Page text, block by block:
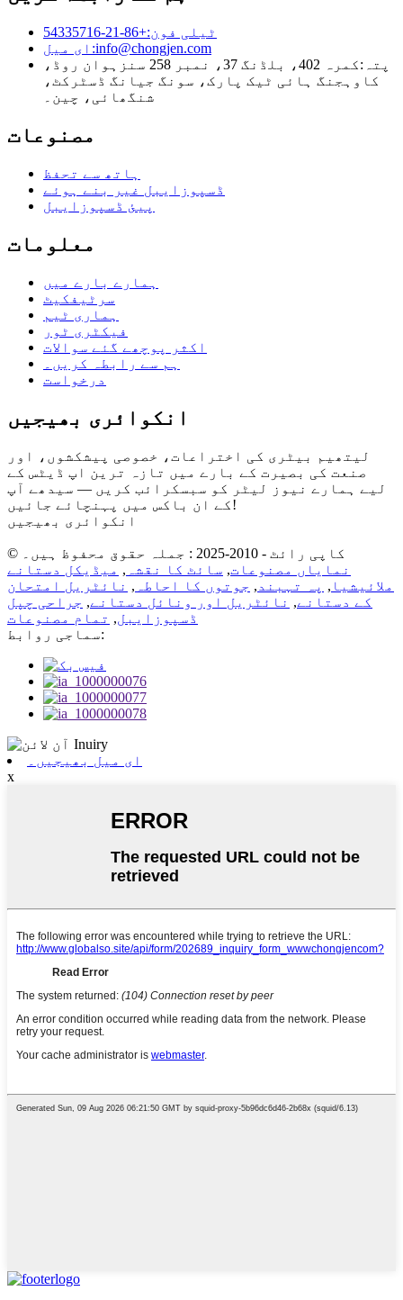
ٹیلی فون:+86-21-54335716
ای میل:info@chongjen.com
پتہ:
کمرہ 402، بلڈنگ 37، نمبر 258 سنزہوان روڈ،
کاوہجنگ ہائی ٹیک پارک، سونگ جیانگ ڈسٹرکٹ،
شنگھائی، چین۔
مصنوعات
ہاتھ سے تحفظ
ڈسپوزایبل غیر بنے ہوئے
پیئ ڈسپوزایبل
معلومات
ہمارے بارے میں
سرٹیفکیٹ
ہماری ٹیم
فیکٹری ٹور
اکثر پوچھے گئے سوالات
ہم سے رابطہ کریں۔
درخواست
انکوائری بھیجیں
لیتھیم بیٹری کی اختراعات، خصوصی پیشکشوں، اور
صنعت کی بصیرت کے بارے میں تازہ ترین اپ ڈیٹس کے
لیے ہمارے نیوز لیٹر کو سبسکرائب کریں — سیدھے آپ
کے ان باکس میں پہنچائے جائیں!
انکوائری بھیجیں
© کاپی رائٹ - 2010-2025 : جملہ حقوق محفوظ ہیں۔
نمایاں مصنوعات, سائٹ کا نقشہ , میڈیکل دستانے
ملائیشیا , پہ تہبند , جوتوں کا احاطہ , نائٹریل امتحان
کے دستانے, نائٹریل اور ونائل دستانے, جراحی چپل
ڈسپوزایبل, تمام مصنوعات
سماجی روابط:
ای میل بھیجیں۔
x